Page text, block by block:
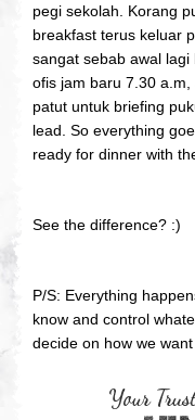
pegi sekolah. Korang
breakfast terus keluar
sangat sebab awal
ofis jam baru 7.30
patut untuk briefing
lead. So everything
ready for dinner with
See the difference? :)
P/S: Everything
know and control
decide on how we